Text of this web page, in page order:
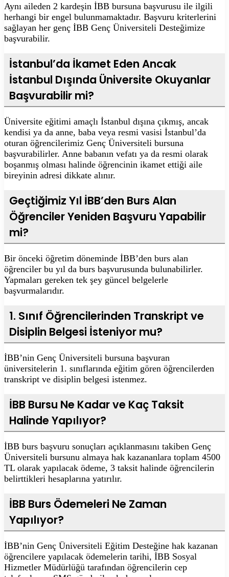
Aynı aileden 2 kardeşin İBB bursuna başvurusu ile ilgili
herhangi bir engel bulunmamaktadır. Başvuru kriterlerini
sağlayan her genç İBB Genç Üniversiteli Desteğimize
başvurabilir.
İstanbul’da İkamet Eden Ancak
İstanbul Dışında Üniversite Okuyanlar
Başvurabilir mi?
Üniversite eğitimi amaçlı İstanbul dışına çıkmış, ancak
kendisi ya da anne, baba veya resmi vasisi İstanbul’da
oturan öğrencilerimiz Genç Üniversiteli bursuna
başvurabilirler. Anne babanın vefatı ya da resmi olarak
boşanmış olması halinde öğrencinin ikamet ettiği aile
bireyinin adresi dikkate alınır.
Geçtiğimiz Yıl İBB’den Burs Alan
Öğrenciler Yeniden Başvuru Yapabilir
mi?
Bir önceki öğretim döneminde İBB’den burs alan
öğrenciler bu yıl da burs başvurusunda bulunabilirler.
Yapmaları gereken tek şey güncel belgelerle
başvurmalarıdır.
1. Sınıf Öğrencilerinden Transkript ve
Disiplin Belgesi İsteniyor mu?
İBB’nin Genç Üniversiteli bursuna başvuran
üniversitelerin 1. sınıflarında eğitim gören öğrencilerden
transkript ve disiplin belgesi istenmez.
İBB Bursu Ne Kadar ve Kaç Taksit
Halinde Yapılıyor?
İBB burs başvuru sonuçları açıklanmasını takiben Genç
Üniversiteli bursunu almaya hak kazananlara toplam 4500
TL olarak yapılacak ödeme, 3 taksit halinde öğrencilerin
belirttikleri hesaplarına yatırılır.
İBB Burs Ödemeleri Ne Zaman
Yapılıyor?
İBB’nin Genç Üniversiteli Eğitim Desteğine hak kazanan
öğrencilere yapılacak ödemelerin tarihi, İBB Sosyal
Hizmetler Müdürlüğü tarafından öğrencilerin cep